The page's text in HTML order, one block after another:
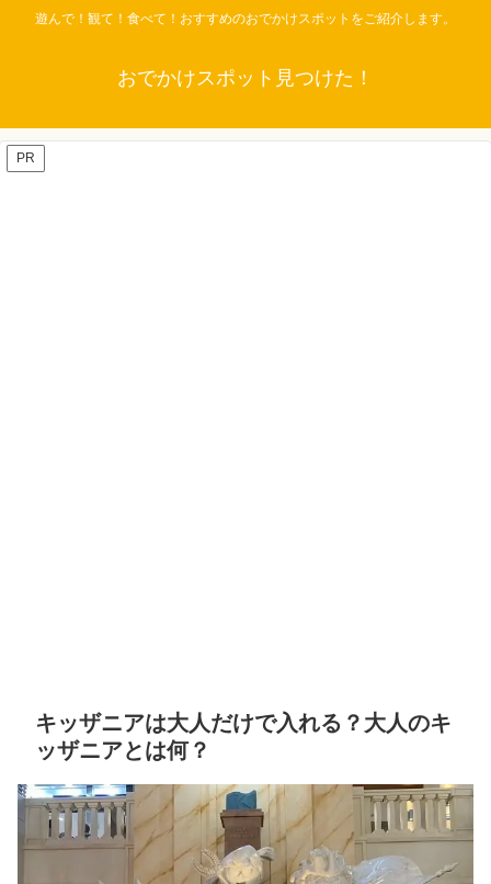
遊んで！観て！食べて！おすすめのおでかけスポットをご紹介します。
おでかけスポット見つけた！
PR
キッザニアは大人だけで入れる？大人のキ
ッザニアとは何？